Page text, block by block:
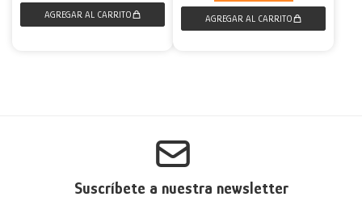
Suscríbete a nuestra newsletter